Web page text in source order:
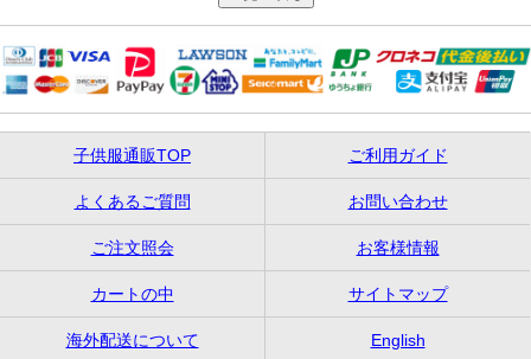
子供服通販TOP ご利用ガイド
よくあるご質問 お問い合わせ
ご注文照会 お客様情報
カートの中 サイトマップ
海外配送について English